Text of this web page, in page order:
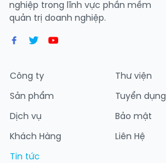
nghiệp trong lĩnh vực phần mềm
quản trị doanh nghiệp.
Công ty
Sản phẩm
Dịch vụ
Khách Hàng
Tin tức
Thư viện
Tuyển dụng
Bảo mật
Liên Hệ